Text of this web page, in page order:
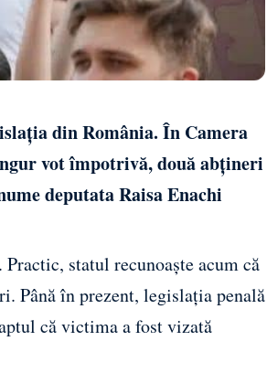
din România. În Camera
vot împotrivă, două abțineri
deputata Raisa Enachi
statul recunoaște acum că
Până în prezent, legislația penală
că victima a fost vizată